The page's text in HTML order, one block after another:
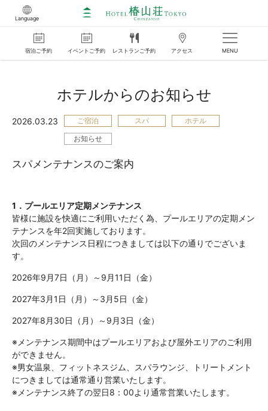
Language
宿泊ご予約 イベント ご予約 レストラン ご予約 アクセス MENU
ホテルからのお知らせ
2026.03.23 ご宿泊 スパ
ホテル
お知らせ
スパメンテナンスのご案内
1． プールエリア定期メンテナンス
皆様に施設を快適にご利用いただく為、プールエリアの定期メン
テナンスを年2回実施しております。
次回のメンテナンス日程につきましては以下の通りでございま
す。
2026年9月7日（月）～9月11日（金）
2027年3月1日（月）～3月5日（金）
2027年8月30日（月）～9月3日（金）
※メンテナンス期間中はプールエリアおよび屋外エリアのご利用
ができません。
※男女温泉、フィットネスジム、スパラウンジ、トリートメント
につきましては通常通り営業いたします。
※メンテナンス終了の翌日8：00より通常営業いたします。